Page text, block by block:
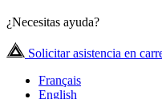
¿Necesitas ayuda?
Solicitar asistencia en
Français
English